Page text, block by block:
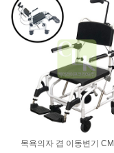
목욕의자 겸 이동변기